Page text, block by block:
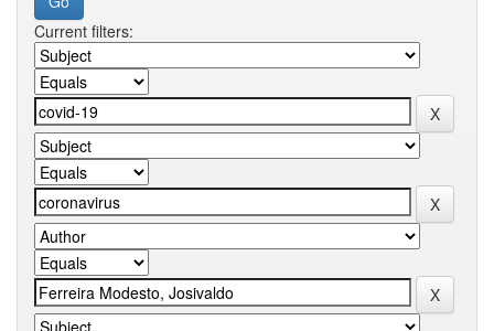
Current filters: